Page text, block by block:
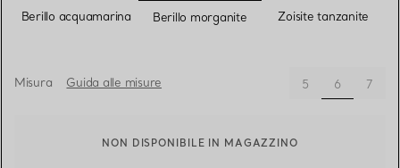
Berillo acquamarina selezionato/i
Berillo morganite Zoisite tanzanite
Misura Guida alle misure 5 6 7
NON DISPONIBILE IN MAGAZZINO